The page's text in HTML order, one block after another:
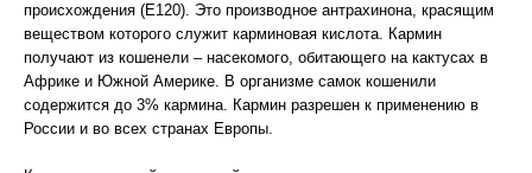
происхождения (Е120). Это производное антрахинона, красящим
веществом которого служит карминовая кислота. Кармин
получают из кошенели – насекомого, обитающего на кактусах в
Африке и Южной Америке. В организме самок кошенили
содержится до 3% кармина. Кармин разрешен к применению в
России и во всех странах Европы.